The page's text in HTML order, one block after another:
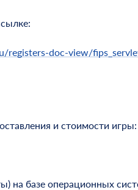
registers-doc-view/
и стоимости игры:
на базе операционных